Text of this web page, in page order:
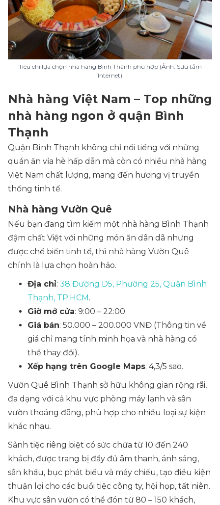
Tiêu chí lựa chọn nhà hàng Bình Thạnh phù hợp (Ảnh: Sưu tầm
Internet)
Nhà hàng Việt Nam – Top những
nhà hàng ngon ở quận Bình
Thạnh
Quận Bình Thạnh không chỉ nổi tiếng với những
quán ăn vỉa hè hấp dẫn mà còn có nhiều nhà hàng
Việt Nam chất lượng, mang đến hương vị truyền
thống tinh tế.
Nhà hàng Vườn Quê
Nếu bạn đang tìm kiếm một nhà hàng Bình Thạnh
đậm chất Việt với những món ăn dân dã nhưng
được chế biến tinh tế, thì nhà hàng Vườn Quê
chính là lựa chọn hoàn hảo.
Địa chỉ: 38 Đường D5, Phường 25, Quận Bình
Thạnh, TP.HCM.
Giờ mở cửa: 9:00 – 22:00.
Giá bán: 50.000 – 200.000 VNĐ (Thông tin về
giá chỉ mang tính minh họa và nhà hàng có
thể thay đổi).
Xếp hạng trên Google Maps: 4,3/5 sao.
Vườn Quê Bình Thạnh sở hữu không gian rộng rãi,
đa dạng với cả khu vực phòng máy lạnh và sân
vườn thoáng đãng, phù hợp cho nhiều loại sự kiện
khác nhau.
Sảnh tiệc riêng biệt có sức chứa từ 10 đến 240
khách, được trang bị đầy đủ âm thanh, ánh sáng,
sân khấu, bục phát biểu và máy chiếu, tạo điều kiện
thuận lợi cho các buổi tiệc công ty, hội họp, tất niên.
Khu vực sân vườn có thể đón từ 80 – 150 khách,